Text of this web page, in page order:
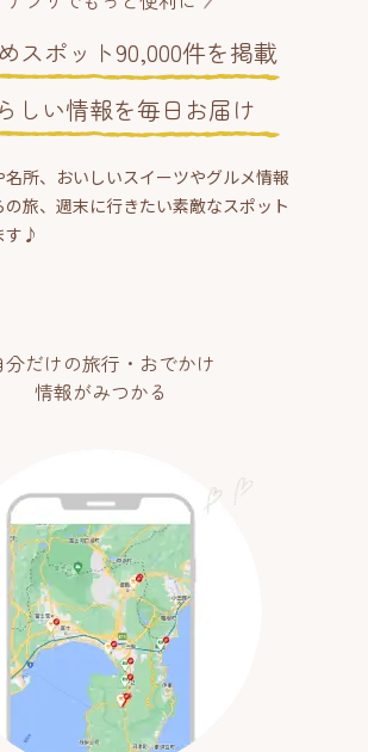
スポット90,000件を掲載
しい情報を毎日お届け
所、おいしいスイーツやグルメ情報
の旅、週末に行きたい素敵なスポット
す♪
分だけの旅行・おでかけ
情報がみつかる